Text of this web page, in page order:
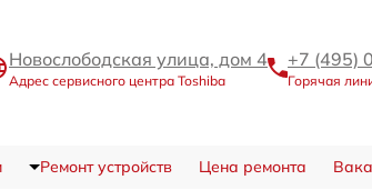
Новослободская улица, дом 4
Адрес сервисного центра Toshiba
+7 (495)
Горячая
Ремонт устройств Цена ремонта